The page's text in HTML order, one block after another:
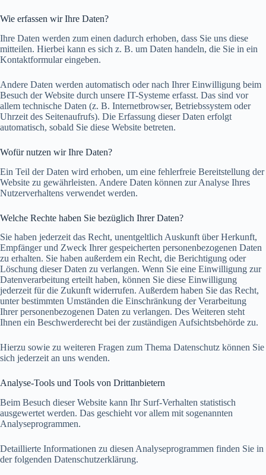
Wie erfassen wir Ihre Daten?
Ihre Daten werden zum einen dadurch erhoben, dass Sie uns diese
mitteilen. Hierbei kann es sich z. B. um Daten handeln, die Sie in ein
Kontaktformular eingeben.
Andere Daten werden automatisch oder nach Ihrer Einwilligung beim
Besuch der Website durch unsere IT-Systeme erfasst. Das sind vor
allem technische Daten (z. B. Internetbrowser, Betriebssystem oder
Uhrzeit des Seitenaufrufs). Die Erfassung dieser Daten erfolgt
automatisch, sobald Sie diese Website betreten.
Wofür nutzen wir Ihre Daten?
Ein Teil der Daten wird erhoben, um eine fehlerfreie Bereitstellung der
Website zu gewährleisten. Andere Daten können zur Analyse Ihres
Nutzerverhaltens verwendet werden.
Welche Rechte haben Sie bezüglich Ihrer Daten?
Sie haben jederzeit das Recht, unentgeltlich Auskunft über Herkunft,
Empfänger und Zweck Ihrer gespeicherten personenbezogenen Daten
zu erhalten. Sie haben außerdem ein Recht, die Berichtigung oder
Löschung dieser Daten zu verlangen. Wenn Sie eine Einwilligung zur
Datenverarbeitung erteilt haben, können Sie diese Einwilligung
jederzeit für die Zukunft widerrufen. Außerdem haben Sie das Recht,
unter bestimmten Umständen die Einschränkung der Verarbeitung
Ihrer personenbezogenen Daten zu verlangen. Des Weiteren steht
Ihnen ein Beschwerderecht bei der zuständigen Aufsichtsbehörde zu.
Hierzu sowie zu weiteren Fragen zum Thema Datenschutz können Sie
sich jederzeit an uns wenden.
Analyse-Tools und Tools von Dritt­anbietern
Beim Besuch dieser Website kann Ihr Surf-Verhalten statistisch
ausgewertet werden. Das geschieht vor allem mit sogenannten
Analyseprogrammen.
Detaillierte Informationen zu diesen Analyseprogrammen finden Sie in
der folgenden Datenschutzerklärung.